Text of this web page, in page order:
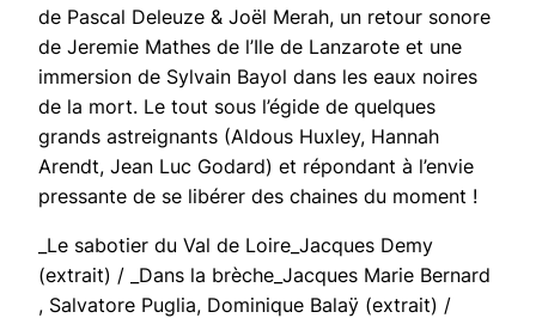
de Pascal Deleuze & Joël Merah, un retour sonore
de Jeremie Mathes de l’Ile de Lanzarote et une
immersion de Sylvain Bayol dans les eaux noires
de la mort. Le tout sous l’égide de quelques
grands astreignants (Aldous Huxley, Hannah
Arendt, Jean Luc Godard) et répondant à l’envie
pressante de se libérer des chaines du moment !
_Le sabotier du Val de Loire_Jacques Demy
(extrait) / _Dans la brèche_Jacques Marie Bernard
, Salvatore Puglia, Dominique Balaÿ (extrait) /